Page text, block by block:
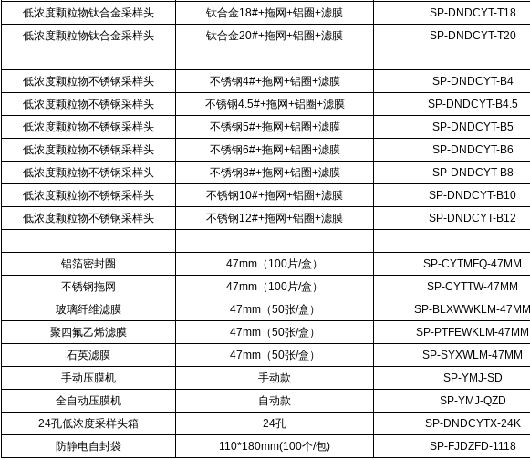
低浓度颗粒物钛合金采样头
钛合金18#+拖网+铝圈+滤膜 SP-DNDCYT-T18
低浓度颗粒物钛合金采样头
钛合金20#+拖网+铝圈+滤膜 SP-DNDCYT-T20
低浓度颗粒物不锈钢采样头 不锈钢4#+拖网+铝圈+滤膜 SP-DNDCYT-B4
低浓度颗粒物不锈钢采样头
不锈钢4.5#+拖网+铝圈+滤膜 SP-DNDCYT-B4.5
低浓度颗粒物不锈钢采样头
不锈钢5#+拖网+铝圈+滤膜 SP-DNDCYT-B5
低浓度颗粒物不锈钢采样头
不锈钢6#+拖网+铝圈+滤膜 SP-DNDCYT-B6
低浓度颗粒物不锈钢采样头
不锈钢8#+拖网+铝圈+滤膜 SP-DNDCYT-B8
低浓度颗粒物不锈钢采样头
不锈钢10#+拖网+铝圈+滤膜 SP-DNDCYT-B10
低浓度颗粒物不锈钢采样头
不锈钢12#+拖网+铝圈+滤膜 SP-DNDCYT-B12
铝箔密封圈 47mm （ 100片/盒） SP-CYTMFQ-47MM
不锈钢拖网
47mm （ 100片/盒） SP-CYTTW-47MM
玻璃纤维滤膜
47mm（50张/盒） SP-BLXWWKLM-47MM
聚四氟乙烯滤膜
47mm（50张/盒） SP-PTFEWKLM-47MM
石英滤膜
47mm（50张/盒） SP-SYXWLM-47MM
手动压膜机
手动款 SP-YMJ-SD
全自动压膜机
自动款 SP-YMJ-QZD
24孔低浓度采样头箱 24孔 SP-DNDCYTX-24K
防静电自封袋
110*180mm(100个/包) SP-FJDZFD-1118